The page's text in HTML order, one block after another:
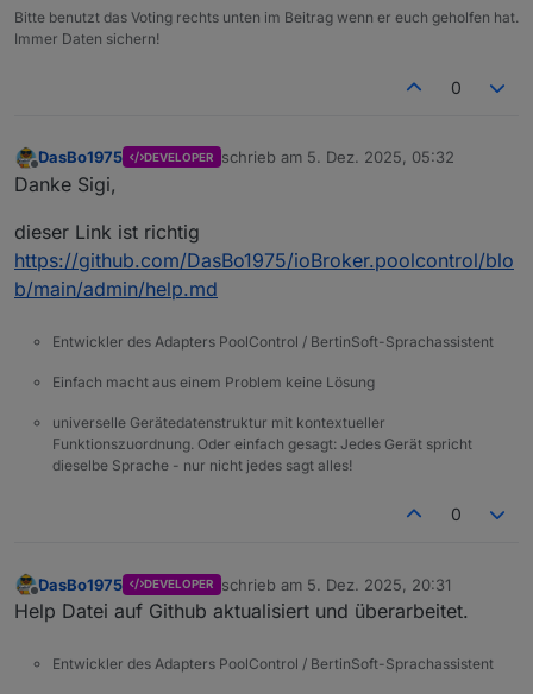
Bitte benutzt das Voting rechts unten im Beitrag wenn er euch geholfen hat.
Immer Daten sichern!
0
Offline
DasBo1975 DEVELOPER schrieb am 5. Dez. 2025, 05:32
zuletzt editiert von
Danke Sigi,
dieser Link ist richtig
https://github.com/DasBo1975/ioBroker.poolcontrol/blo
b/main/admin/help.md
Entwickler des Adapters PoolControl / BertinSoft-Sprachassistent
Einfach macht aus einem Problem keine Lösung
universelle Gerätedatenstruktur mit kontextueller
Funktionszuordnung. Oder einfach gesagt: Jedes Gerät spricht
dieselbe Sprache - nur nicht jedes sagt alles!
0
Offline
DasBo1975 DEVELOPER schrieb am 5. Dez. 2025, 20:31
zuletzt editiert von
Help Datei auf Github aktualisiert und überarbeitet.
Entwickler des Adapters PoolControl / BertinSoft-Sprachassistent